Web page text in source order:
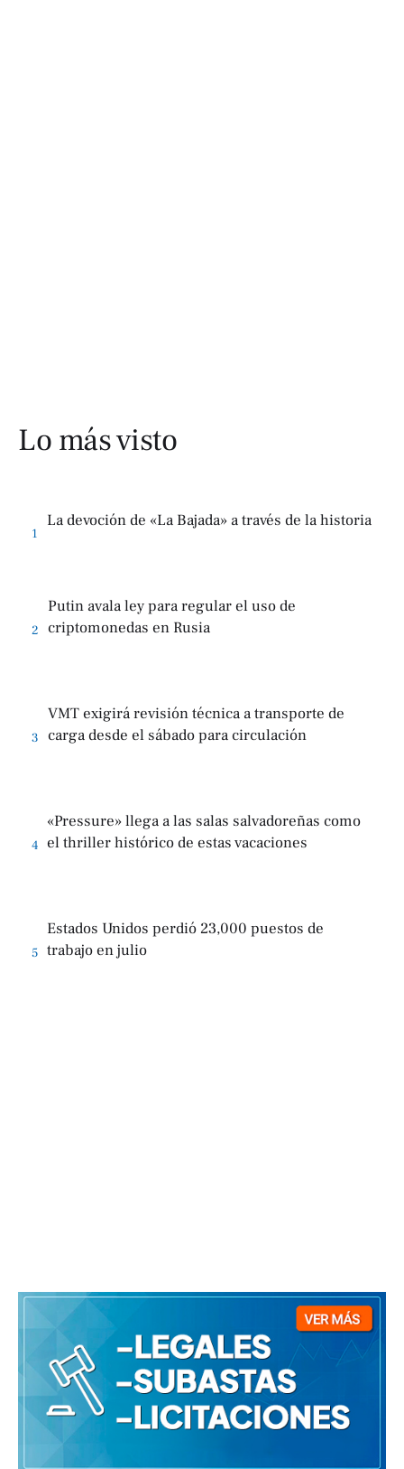
Lo más visto
1
La devoción de «La Bajada» a través de la historia
2
Putin avala ley para regular el uso de
criptomonedas en Rusia
3
VMT exigirá revisión técnica a transporte de
carga desde el sábado para circulación
4
«Pressure» llega a las salas salvadoreñas como
el thriller histórico de estas vacaciones
5
Estados Unidos perdió 23,000 puestos de
trabajo en julio